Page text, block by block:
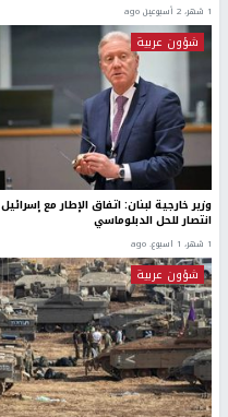
1 شهر، 2 أسبوعين ago
شؤون عربية
وزير خارجية لبنان: اتفاق الإطار مع إسرائيل
انتصار للحل الدبلوماسي
1 شهر، 1 اسبوع. ago
شؤون عربية